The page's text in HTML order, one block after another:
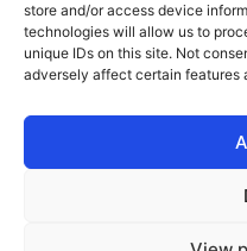
store and/or access device
technologies will allow us to
unique IDs on this site. Not
adversely affect certain features
Ik
© 2026